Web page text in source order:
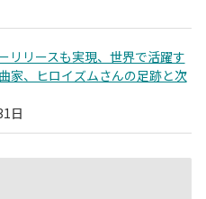
リリースも実現、世界で活躍す
家、ヒロイズムさんの足跡と次
日